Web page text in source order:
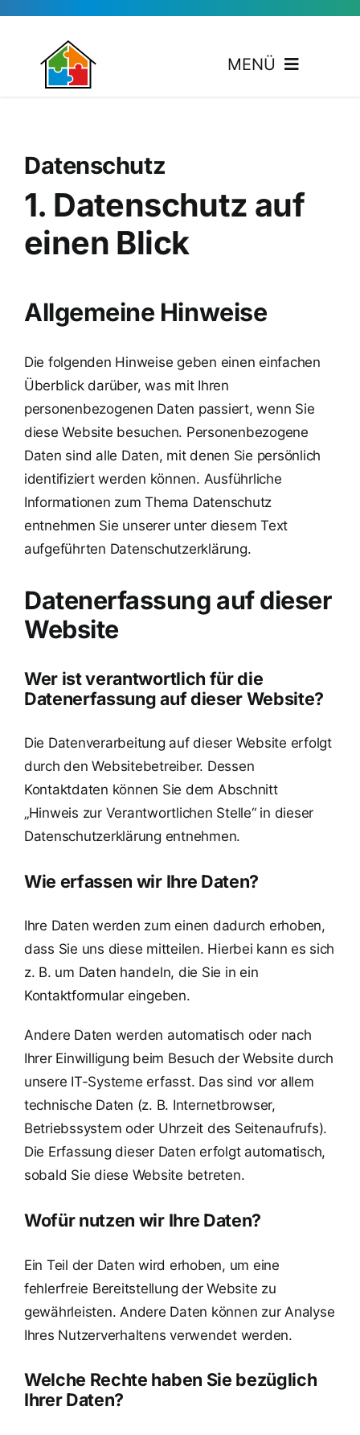
springen
MENÜ
Veranstaltungen
Aktuelles
Datenschutz
1. Datenschutz auf
einen Blick
Allgemeine Hinweise
Die folgenden Hinweise geben einen einfachen
Überblick darüber, was mit Ihren
personenbezogenen Daten passiert, wenn Sie
diese Website besuchen. Personenbezogene
Daten sind alle Daten, mit denen Sie persönlich
identifiziert werden können. Ausführliche
Informationen zum Thema Datenschutz
entnehmen Sie unserer unter diesem Text
aufgeführten Datenschutzerklärung.
Datenerfassung auf dieser
Website
Wer ist verantwortlich für die
Datenerfassung auf dieser Website?
Die Datenverarbeitung auf dieser Website erfolgt
durch den Websitebetreiber. Dessen
Kontaktdaten können Sie dem Abschnitt
„Hinweis zur Verantwortlichen Stelle“ in dieser
Datenschutzerklärung entnehmen.
Wie erfassen wir Ihre Daten?
Ihre Daten werden zum einen dadurch erhoben,
dass Sie uns diese mitteilen. Hierbei kann es sich
z. B. um Daten handeln, die Sie in ein
Kontaktformular eingeben.
Andere Daten werden automatisch oder nach
Ihrer Einwilligung beim Besuch der Website durch
unsere IT-Systeme erfasst. Das sind vor allem
technische Daten (z. B. Internetbrowser,
Betriebssystem oder Uhrzeit des Seitenaufrufs).
Die Erfassung dieser Daten erfolgt automatisch,
sobald Sie diese Website betreten.
Wofür nutzen wir Ihre Daten?
Ein Teil der Daten wird erhoben, um eine
fehlerfreie Bereitstellung der Website zu
gewährleisten. Andere Daten können zur Analyse
Ihres Nutzerverhaltens verwendet werden.
Welche Rechte haben Sie bezüglich
Ihrer Daten?